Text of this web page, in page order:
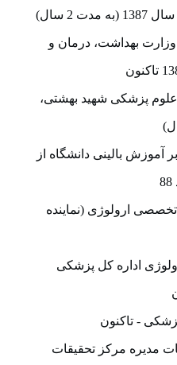
2 سال)
بهداشت، درمان و
پزشکی شهید بهشتی،
بالینی دانشگاه از
ارولوژی (نماینده
اداره کل پزشکی
- تاکنون
مدیره مرکز تحقیقات